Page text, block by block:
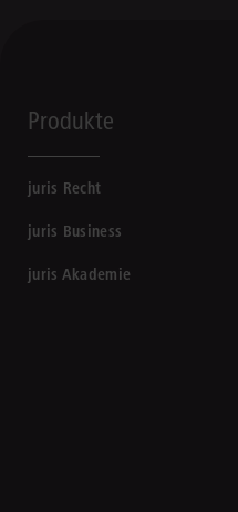
Produkte
juris Recht
juris Business
juris Akademie